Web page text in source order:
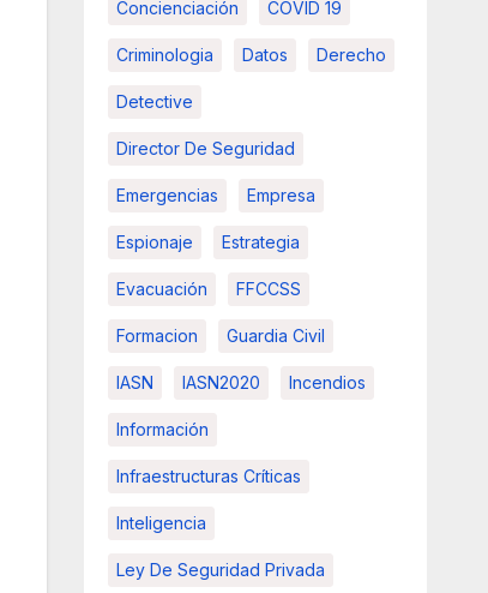
Concienciación COVID 19
Criminologia Datos Derecho
Detective
Director De Seguridad
Emergencias Empresa
Espionaje Estrategia
Evacuación FFCCSS
Formacion Guardia Civil
IASN IASN2020 Incendios
Información
Infraestructuras Críticas
Inteligencia
Ley De Seguridad Privada